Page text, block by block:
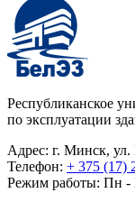
Республиканское
по эксплуатации
Адрес: г. Минск, ул.
Телефон: + 375 (17)
Режим работы: Пн -